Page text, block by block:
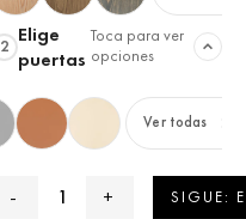
2 Elige
puertas
Toca para ver
opciones
Ver todas
SIGUE: